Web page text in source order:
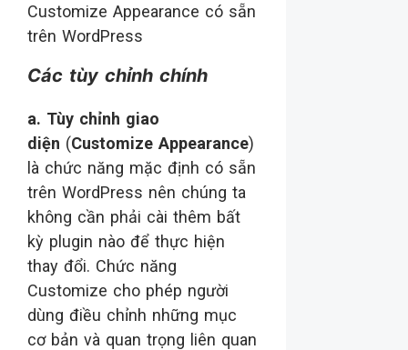
Customize Appearance có sẵn
trên WordPress
Các tùy chỉnh chính
a. Tùy chỉnh giao
diện (Customize Appearance)
là chức năng mặc định có sẵn
trên WordPress nên chúng ta
không cần phải cài thêm bất
kỳ plugin nào để thực hiện
thay đổi. Chức năng
Customize cho phép người
dùng điều chỉnh những mục
cơ bản và quan trọng liên quan